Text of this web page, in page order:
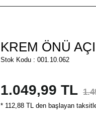
KREM ÖNÜ
Stok Kodu : 001.10.062
1.049,99 TL
* 112,88 TL den başlayan